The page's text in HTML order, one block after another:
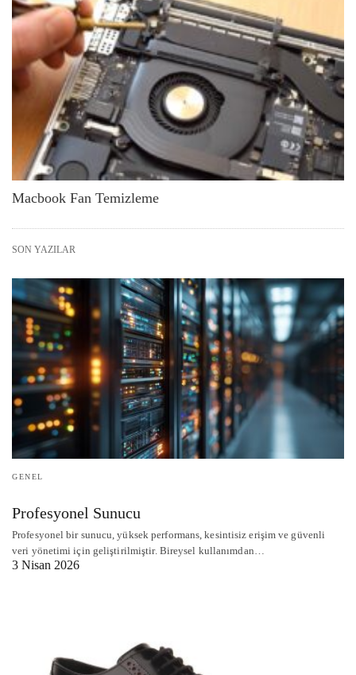
Macbook Fan Temizleme
SON YAZILAR
GENEL
Profesyonel Sunucu
Profesyonel bir sunucu, yüksek performans, kesintisiz erişim ve güvenli
veri yönetimi için geliştirilmiştir. Bireysel kullanımdan…
3 Nisan 2026